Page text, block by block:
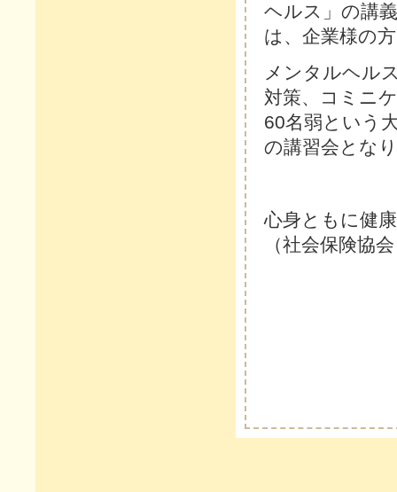
ヘルス」の講
は、企業様の
メンタルヘル
対策、コミニ
60名弱という
の講習会とな
心身ともに健
（社会保険協